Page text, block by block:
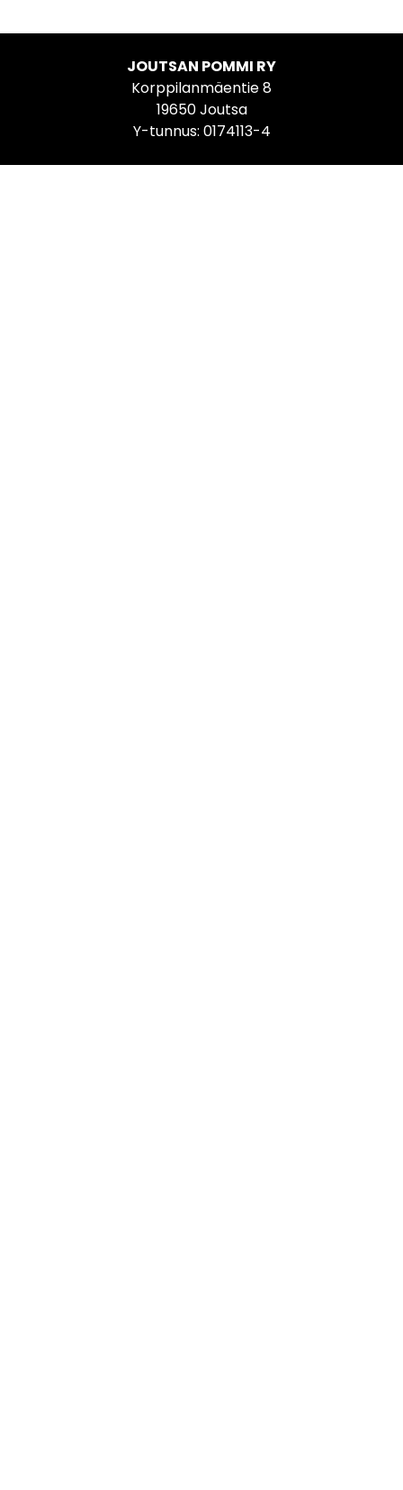
JOUTSAN POMMI RY
Korppilanmäentie 8
19650 Joutsa
Y-tunnus: 0174113-4